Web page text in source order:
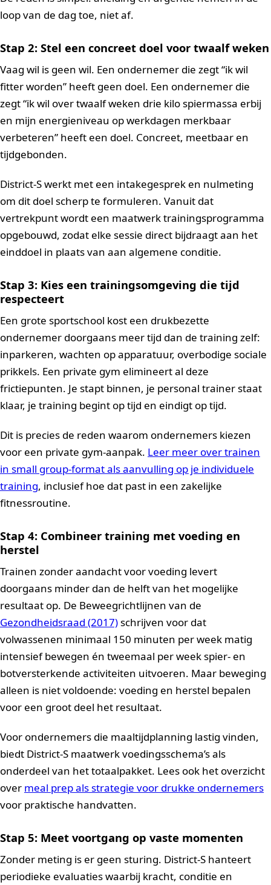
loop van de dag toe, niet af.
Stap 2: Stel een concreet doel voor twaalf weken
Vaag wil is geen wil. Een ondernemer die zegt “ik wil
fitter worden” heeft geen doel. Een ondernemer die
zegt “ik wil over twaalf weken drie kilo spiermassa erbij
en mijn energieniveau op werkdagen merkbaar
verbeteren” heeft een doel. Concreet, meetbaar en
tijdgebonden.
District-S werkt met een intakegesprek en nulmeting
om dit doel scherp te formuleren. Vanuit dat
vertrekpunt wordt een maatwerk trainingsprogramma
opgebouwd, zodat elke sessie direct bijdraagt aan het
einddoel in plaats van aan algemene conditie.
Stap 3: Kies een trainingsomgeving die tijd
respecteert
Een grote sportschool kost een drukbezette
ondernemer doorgaans meer tijd dan de training zelf:
inparkeren, wachten op apparatuur, overbodige sociale
prikkels. Een private gym elimineert al deze
frictiepunten. Je stapt binnen, je personal trainer staat
klaar, je training begint op tijd en eindigt op tijd.
Dit is precies de reden waarom ondernemers kiezen
voor een private gym-aanpak. Leer meer over trainen
in small group-format als aanvulling op je individuele
training, inclusief hoe dat past in een zakelijke
fitnessroutine.
Stap 4: Combineer training met voeding en
herstel
Trainen zonder aandacht voor voeding levert
doorgaans minder dan de helft van het mogelijke
resultaat op. De Beweegrichtlijnen van de
Gezondheidsraad (2017)schrijven voor dat
volwassenen minimaal 150 minuten per week matig
intensief bewegen én tweemaal per week spier- en
botversterkende activiteiten uitvoeren. Maar beweging
alleen is niet voldoende: voeding en herstel bepalen
voor een groot deel het resultaat.
Voor ondernemers die maaltijdplanning lastig vinden,
biedt District-S maatwerk voedingsschema’s als
onderdeel van het totaalpakket. Lees ook het overzicht
over meal prep als strategie voor drukke ondernemers
voor praktische handvatten.
Stap 5: Meet voortgang op vaste momenten
Zonder meting is er geen sturing. District-S hanteert
periodieke evaluaties waarbij kracht, conditie en